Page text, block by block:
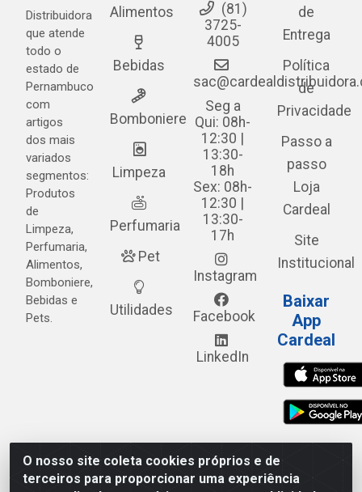
O nosso site coleta cookies próprios e de
terceiros para proporcionar uma experiência
Distribuidora
que atende
todo o
estado de
Pernambuco
com
artigos
dos mais
variados
segmentos:
Produtos
de
Limpeza,
Perfumaria,
Alimentos,
Bomboniere,
Bebidas e
Pets.
Alimentos
Bebidas
Bomboniere
Limpeza
Perfumaria
Pet
Utilidades
(81)
3725-
4005
Seg a
Qui: 08h-
12:30 |
13:30-
18h
Sex: 08h-
12:30 |
13:30-
17h
Instagram
Facebook
LinkedIn
de
Entrega
Política
de
Privacidade
Passo a
passo
Loja
Cardeal
Site
Institucional
Baixar
App
Cardeal
Cardeal Distribuidora - Estrada Alto do Moura, 582 - Alto
do Moura - Caruaru/PE - CEP 55.040-120 - CNPJ